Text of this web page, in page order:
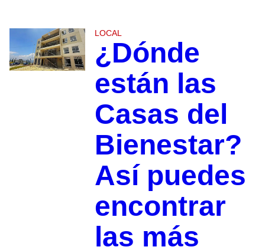
LOCAL
¿Dónde
están las
Casas del
Bienestar?
Así puedes
encontrar
las más